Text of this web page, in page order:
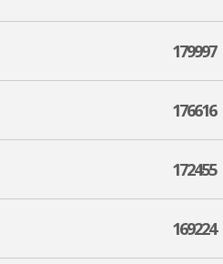
179997
176616
172455
169224